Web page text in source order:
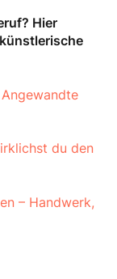
Hier
du den
– Handwerk,